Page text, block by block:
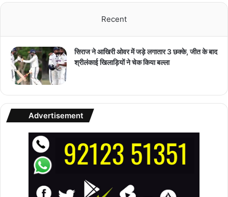
Recent
सिराज ने आखिरी ओवर में जड़े लगातार 3 छक्के, जीत के बाद
श्रीलंकाई खिलाड़ियों ने चेक किया बल्ला
Advertisement